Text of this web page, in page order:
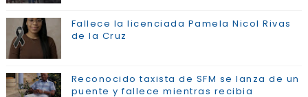
Fallece la licenciada Pamela Nicol Rivas
de la Cruz
Reconocido taxista de SFM se lanza de un
puente y fallece mientras recibia